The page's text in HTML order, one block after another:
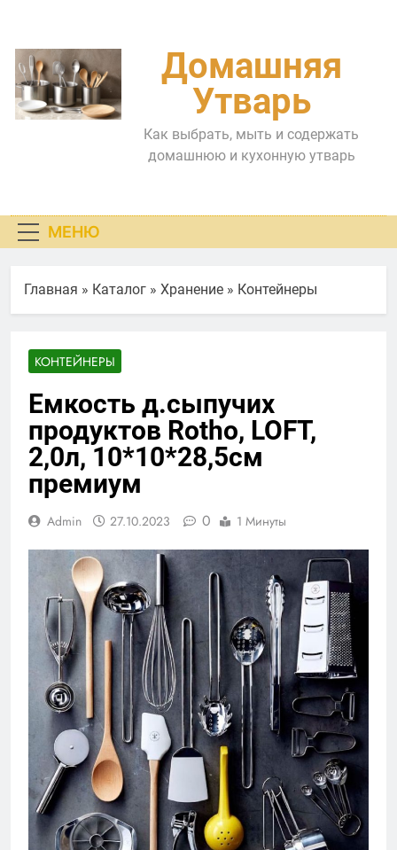
содержимому
Домашняя
Утварь
Как выбрать, мыть и содержать
домашнюю и кухонную утварь
МЕНЮ
Главная » Каталог » Хранение » Контейнеры
КОНТЕЙНЕРЫ
Емкость д.сыпучих
продуктов Rotho, LOFT,
2,0л, 10*10*28,5см
премиум
Admin 27.10.2023 0 1 Минуты